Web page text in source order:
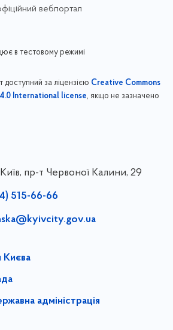
вебпортал
в тестовому режимі
доступний за ліцензією Creative Commons
International license, якщо не зазначено
пр-т Червоної Калини, 29
515-66-66
Києва
адміністрація